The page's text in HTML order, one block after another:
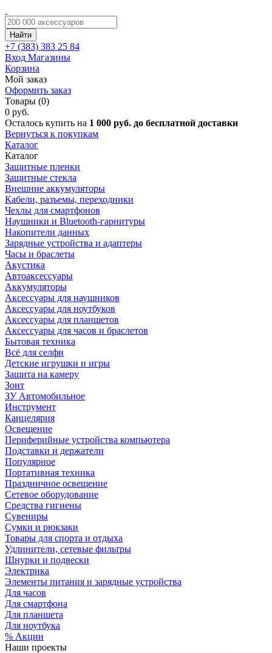
Найти
+7 (383) 383 25 84
Вход Магазины
Корзина
Мой заказ
Оформить заказ
Товары (0)
0 руб.
Осталось купить на 1 000 руб. до бесплатной доставки
Вернуться к покупкам
Каталог
Каталог
Защитные пленки
Защитные стекла
Внешние аккумуляторы
Кабели, разъемы, переходники
Чехлы для смартфонов
Наушники и Bluetooth-гарнитуры
Накопители данных
Зарядные устройства и адаптеры
Часы и браслеты
Акустика
Автоаксессуары
Аккумуляторы
Аксессуары для наушников
Аксессуары для ноутбуков
Аксессуары для планшетов
Аксессуары для часов и браслетов
Бытовая техника
Всё для селфи
Детские игрушки и игры
Защита на камеру
Зонт
ЗУ Автомобильное
Инструмент
Канцелярия
Освещение
Периферийные устройства компьютера
Подставки и держатели
Популярное
Портативная техника
Праздничное освещение
Сетевое оборудование
Средства гигиены
Сувениры
Сумки и рюкзаки
Товары для спорта и отдыха
Удлинители, сетевые фильтры
Шнурки и подвески
Электрика
Элементы питания и зарядные устройства
Для часов
Для смартфона
Для планшета
Для ноутбука
% Акции
Наши проекты